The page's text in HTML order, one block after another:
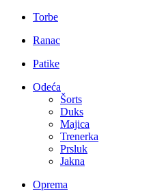
Torbe
Ranac
Patike
Odeća
Šorts
Duks
Majica
Trenerka
Prsluk
Jakna
Oprema